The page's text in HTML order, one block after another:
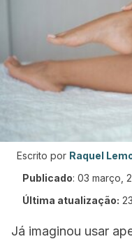
Escrito por Raquel
Publicado: 03 março,
Última atualização:
Já imaginou usar